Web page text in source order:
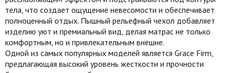
тела, что создает ощущение невесомости и обеспечивает
полноценный отдых. Пышный рельефный чехол добавляет
изделию уют и премиальный вид, делая матрас не только
комфортным, но и привлекательным внешне.
Одной из самых популярных моделей является Grace Firm,
предлагающая высокий уровень жесткости и прочности